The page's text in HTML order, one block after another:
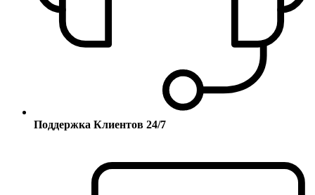
Поддержка Клиентов 24/7